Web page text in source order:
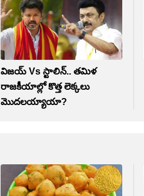
విజయ్ Vs స్టాలిన్.. తమిళ
రాజకీయాల్లో కొత్త లెక్కలు
మొదలయ్యాయా?